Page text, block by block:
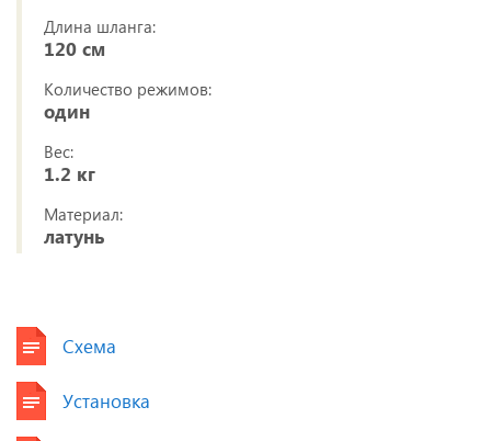
Длина шланга:
120 см
Количество режимов:
один
Вес:
1.2 кг
Материал:
латунь
Схема
Установка